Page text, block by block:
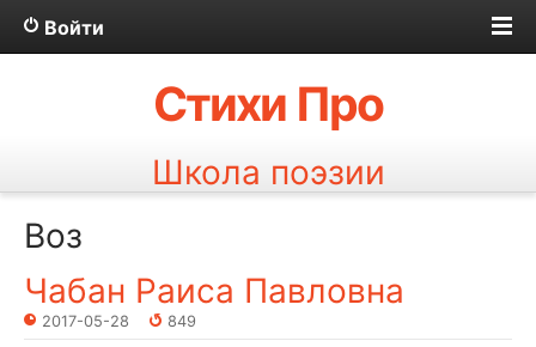
Войти
Стихи Про
Школа поэзии
Воз
Чабан Раиса Павловна
2017-05-28
849